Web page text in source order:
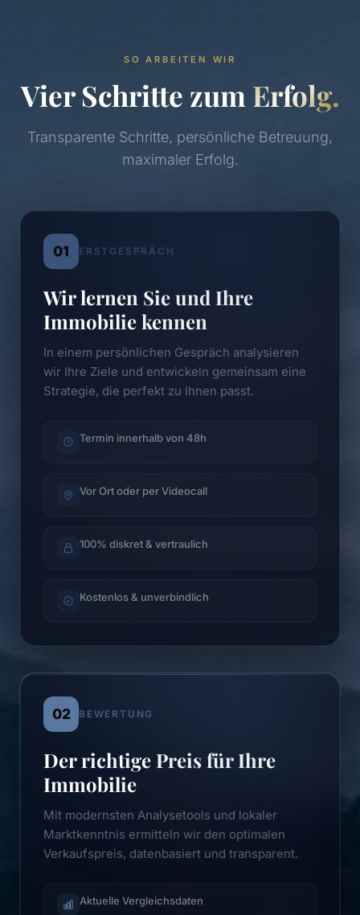
SO ARBEITEN WIR
Vier Schritte zum Erfolg.
Transparente Schritte, persönliche Betreuung,
maximaler Erfolg.
01 ERSTGESPRÄCH
Wir lernen Sie und Ihre
Immobilie kennen
In einem persönlichen Gespräch analysieren
wir Ihre Ziele und entwickeln gemeinsam eine
Strategie, die perfekt zu Ihnen passt.
Termin innerhalb von 48h
Vor Ort oder per Videocall
100% diskret & vertraulich
Kostenlos & unverbindlich
02 BEWERTUNG
Der richtige Preis für Ihre
Immobilie
Mit modernsten Analysetools und lokaler
Marktkenntnis ermitteln wir den optimalen
Verkaufspreis, datenbasiert und transparent.
Aktuelle Vergleichsdaten